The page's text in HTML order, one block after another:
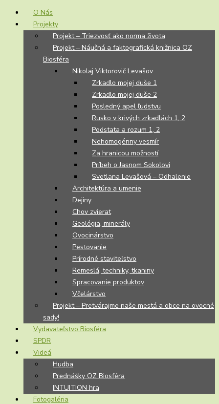
O Nás
Projekty
Projekt – Triezvosť ako norma života
Projekt – Náučná a faktografická knižnica OZ
Biosféra
Nikolaj Viktorovič Levašov
Zrkadlo mojej duše 1
Zrkadlo mojej duše 2
Posledný apel ľudstvu
Rusko v krivých zrkadlách 1, 2
Podstata a rozum 1, 2
Nehomogénny vesmír
Za hranicou možností
Príbeh o Jasnom Sokolovi
Svetlana Levašová – Odhalenie
Architektúra a umenie
Dejiny
Chov zvierat
Geológia, minerály
Ovocinárstvo
Pestovanie
Prírodné staviteľstvo
Remeslá, techniky, tkaniny
Spracovanie produktov
Včelárstvo
Projekt – Pretvárajme naše mestá a obce na ovocné
sady!
Vydavateľstvo Biosféra
SPDR
Videá
Hudba
Prednášky OZ Biosféra
INTUITION hra
Fotogaléria